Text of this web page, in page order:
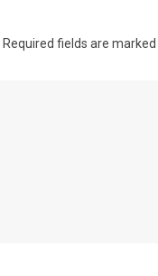
Required fields are marked